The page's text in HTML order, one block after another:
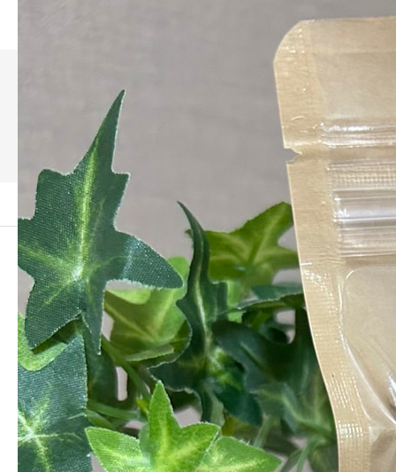
ホワイトペッパー
おうさまペッパーブランド ホワイトペッパー